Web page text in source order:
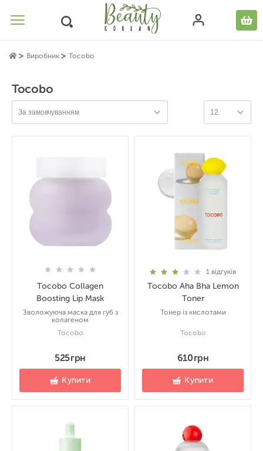
Виробник Tocobo
Tocobo
За замовчуванням 12
Tocobo Collagen
Boosting Lip Mask
Зволожуюча маска для губ з
колагеном
Tocobo
525 грн
Купити
1 відгуків
Tocobo Aha Bha Lemon
Toner
Тонер із кислотами
Tocobo
610 грн
Купити